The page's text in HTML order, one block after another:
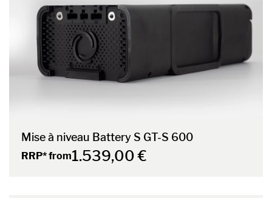
Mise à niveau Battery S GT-S 600
RRP* from1.539,00 €